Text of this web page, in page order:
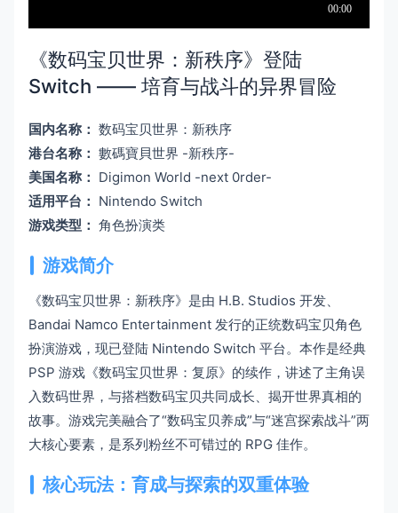
《数码宝贝世界：新秩序》登陆
Switch —— 培育与战斗的异界冒险
国内名称： 数码宝贝世界：新秩序
港台名称： 數碼寶貝世界 -新秩序-
美国名称： Digimon World -next 0rder-
适用平台： Nintendo Switch
游戏类型： 角色扮演类
游戏简介
《数码宝贝世界：新秩序》是由 H.B. Studios 开发、
Bandai Namco Entertainment 发行的正统数码宝贝角色
扮演游戏，现已登陆 Nintendo Switch 平台。本作是经典
PSP 游戏《数码宝贝世界：复原》的续作，讲述了主角误
入数码世界，与搭档数码宝贝共同成长、揭开世界真相的
故事。游戏完美融合了“数码宝贝养成”与“迷宫探索战斗”两
大核心要素，是系列粉丝不可错过的 RPG 佳作。
核心玩法：育成与探索的双重体验